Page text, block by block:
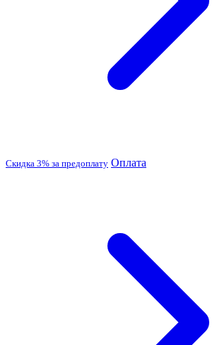
Скидка 3% за предоплату Оплата